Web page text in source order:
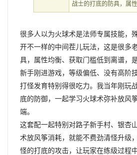
战士的打底的防具，属
很多人以为火球术是法师专属技能，
开不一样的中间茬儿玩法，这是很多
具，属性均衡、获取门槛低到离谱，
新手刚进游戏，等级偏低、没有高阶
打怪发育特别得很吃力。我当年刚玩
底的防御，一起学习火球术弥补放风
端。
这套配一起特别对路子新手村、银杏
术放风筝消耗，就能不费劲清怪升级
怪的打底的攻击，让玩家在练级过程